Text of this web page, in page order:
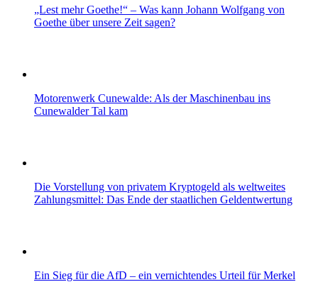
„Lest mehr Goethe!“ – Was kann Johann Wolfgang von
Goethe über unsere Zeit sagen?
Motorenwerk Cunewalde: Als der Maschinenbau ins
Cunewalder Tal kam
Die Vorstellung von privatem Kryptogeld als weltweites
Zahlungsmittel: Das Ende der staatlichen Geldentwertung
Ein Sieg für die AfD – ein vernichtendes Urteil für Merkel